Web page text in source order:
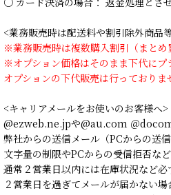
<業務販売時は配送料や割引除外商品
※業務販売時は複数購入割引（まとめ
※オプション価格はそのまま下代にプ
オプションの下代販売は行っておりま
<キャリアメールをお使いのお客様へ>
@ezweb.ne.jpや@au.com ＠
弊社からの送信メール（PCからの送
文字量の制限やPCからの受信拒否な
通常２営業日以内には在庫状況など必
２営業日を過ぎてメールが届かない場